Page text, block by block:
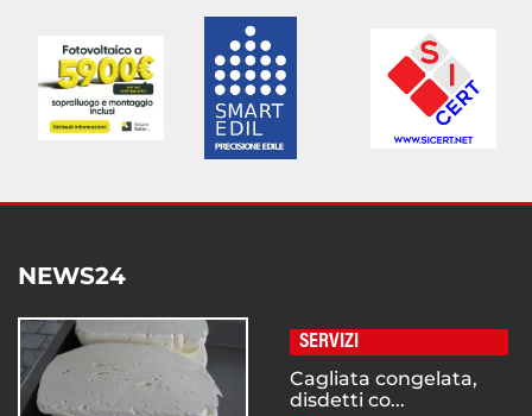
NEWS24
SERVIZI
Cagliata congelata,
disdetti co...